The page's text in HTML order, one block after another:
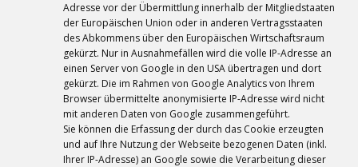
Adresse vor der Übermittlung innerhalb der Mitgliedstaaten
der Europäischen Union oder in anderen Vertragsstaaten
des Abkommens über den Europäischen Wirtschaftsraum
gekürzt. Nur in Ausnahmefällen wird die volle IP-Adresse an
einen Server von Google in den USA übertragen und dort
gekürzt. Die im Rahmen von Google Analytics von Ihrem
Browser übermittelte anonymisierte IP-Adresse wird nicht
mit anderen Daten von Google zusammengeführt.
Sie können die Erfassung der durch das Cookie erzeugten
und auf Ihre Nutzung der Webseite bezogenen Daten (inkl.
Ihrer IP-Adresse) an Google sowie die Verarbeitung dieser